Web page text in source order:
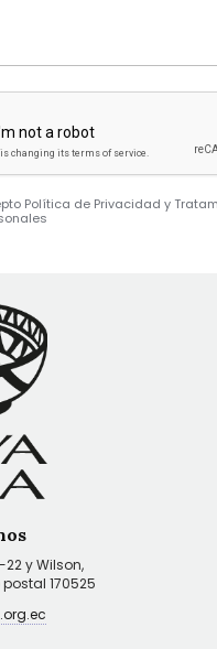
Política de Privacidad y
22 y Wilson,
170525